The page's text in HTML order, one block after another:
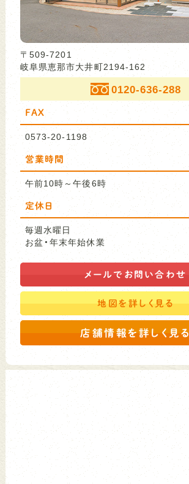
〒509-7201
岐阜県恵那市大井町2194-162
0120-636-288
FAX
0573-20-1198
営業時間
午前10時～午後6時
定休日
毎週水曜日
お盆・年末年始休業
メールで お問い合わせ
地図を詳しく見る
店舗情報を詳しく見る